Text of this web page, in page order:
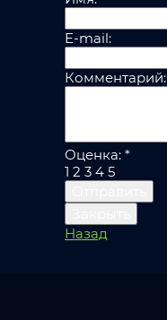
E-mail:
Комментарий:
Оценка: *
1 2 3 4 5
Назад